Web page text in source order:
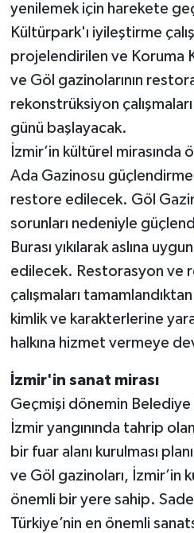
yenilemek için harekete
Kültürpark'ı iyileştirme
projelendirilen ve Koruma
ve Göl gazinolarının
rekonstrüksiyon
günü başlayacak.
İzmir’in kültürel mirasında
Ada Gazinosu
restore edilecek. Göl
sorunları nedeniyle
Burası yıkılarak aslına
edilecek. Restorasyon ve
çalışmaları
kimlik ve karakterlerine
halkına hizmet vermeye
İzmir'in sanat mirası
Geçmişi dönemin Belediye
İzmir yangınında tahrip
bir fuar alanı kurulması
ve Göl gazinoları, İzmir’in
önemli bir yere sahip.
Türkiye’nin en önemli